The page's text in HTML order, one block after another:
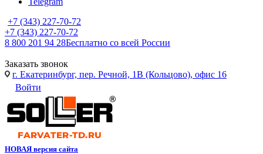
+7 (343) 227-70-72
+7 (343) 227-70-72
8 800 201 94 28Бесплатно со всей России
Заказать звонок
г. Екатеринбург, пер. Речной, 1В (Кольцово), офис 16
Войти
НОВАЯ версия сайта